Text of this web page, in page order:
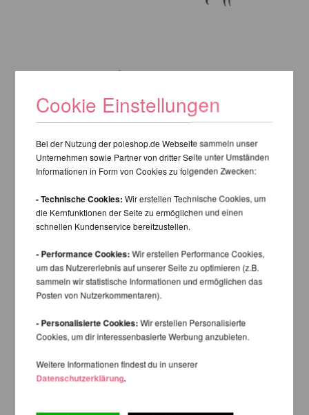
Cookie Einstellungen
Bei der Nutzung der poleshop.de Webseite sammeln unser
Unternehmen sowie Partner von dritter Seite unter Umständen
Informationen in Form von Cookies zu folgenden Zwecken:
- Technische Cookies: Wir erstellen Technische Cookies, um
die Kernfunktionen der Seite zu ermöglichen und einen
schnellen Kundenservice bereitzustellen.
- Performance Cookies:Wir erstellen Performance Cookies,
um das Nutzererlebnis auf unserer Seite zu optimieren (z.B.
sammeln wir statistische Informationen und ermöglichen das
Posten von Nutzerkommentaren).
- Personalisierte Cookies:Wir erstellen Personalisierte
Cookies, um dir interessenbasierte Werbung anzubieten.
Weitere Informationen findest du in unserer
Datenschutzerklärung.